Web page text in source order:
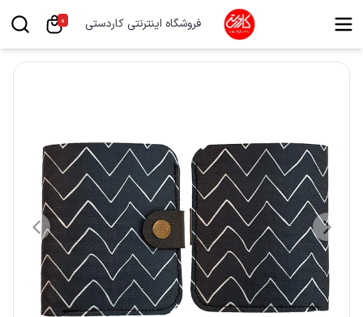
فروشگاه اینترنتی کاردستی 0